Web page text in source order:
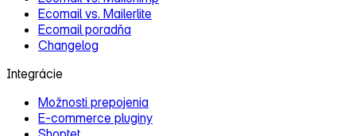
Ecomail vs. Mailerlite
Ecomail poradňa
Changelog
Integrácie
Možnosti prepojenia
E‑commerce pluginy